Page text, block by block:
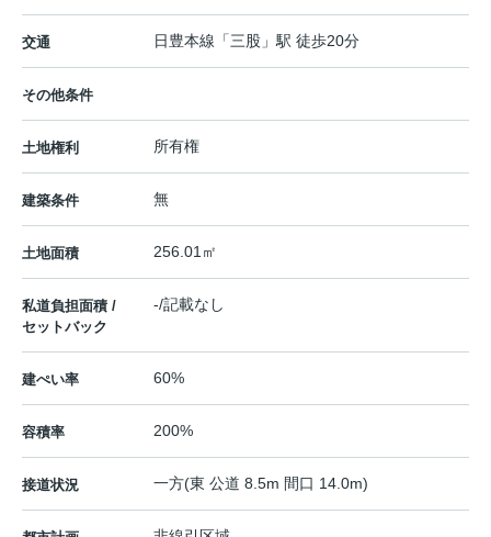
交通 日豊本線 「三股 」駅 徒歩20分
その他条件
土地権利 所有権
建築条件 無
土地面積 256.01㎡
私道負担面積 /
セットバック
-/記載なし
建ぺい率 60%
容積率 200%
接道状況 一方(東 公道 8.5m 間口 14.0m)